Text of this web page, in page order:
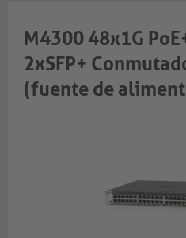
M4300 48x1G
2xSFP+
(fuente de